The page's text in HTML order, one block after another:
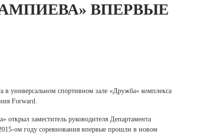
Челябинская область (2)
ВПЕРВЫЕ
в универсальном спортивном зале «Дружба» комплекса
Forward.
заместитель руководителя Департамента
ом году соревнования впервые прошли в новом